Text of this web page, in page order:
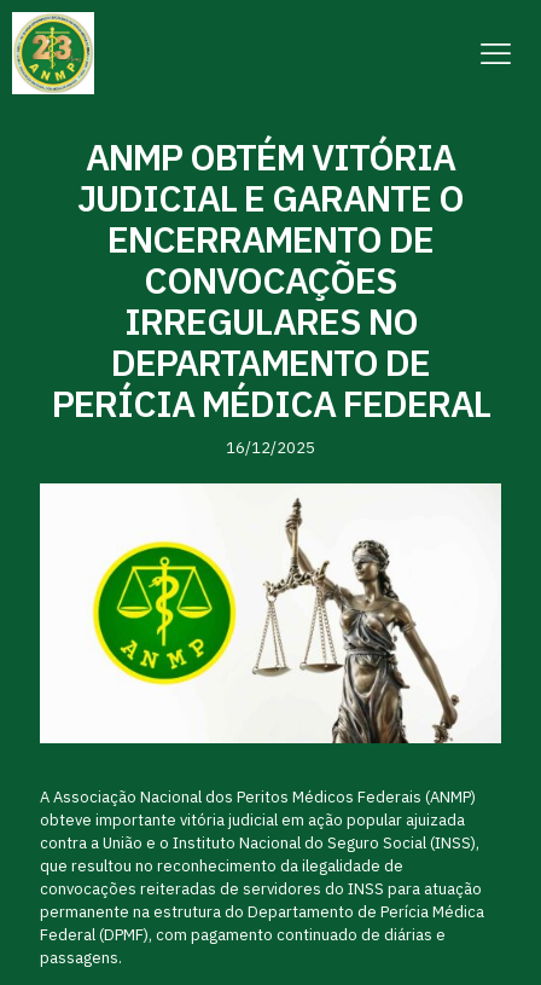
ANMP OBTÉM VITÓRIA
JUDICIAL E GARANTE O
ENCERRAMENTO DE
CONVOCAÇÕES
IRREGULARES NO
DEPARTAMENTO DE
PERÍCIA MÉDICA FEDERAL
16/12/2025
A Associação Nacional dos Peritos Médicos Federais (ANMP)
obteve importante vitória judicial em ação popular ajuizada
contra a União e o Instituto Nacional do Seguro Social (INSS),
que resultou no reconhecimento da ilegalidade de
convocações reiteradas de servidores do INSS para atuação
permanente na estrutura do Departamento de Perícia Médica
Federal (DPMF), com pagamento continuado de diárias e
passagens.